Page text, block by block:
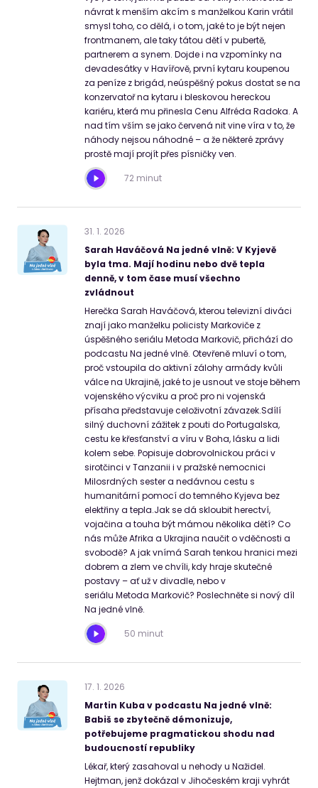
návrat k menším akcím s manželkou Karin vrátil
smysl toho, co dělá, i o tom, jaké to je být nejen
frontmanem, ale taky tátou dětí v pubertě,
partnerem a synem. Dojde i na vzpomínky na
devadesátky v Havířově, první kytaru koupenou
za peníze z brigád, neúspěšný pokus dostat se na
konzervatoř na kytaru i bleskovou hereckou
kariéru, která mu přinesla Cenu Alfréda Radoka. A
nad tím vším se jako červená nit vine víra v to, že
náhody nejsou náhodné – a že některé zprávy
prostě mají projít přes písničky ven.
72 minut
31. 1. 2026
Sarah Haváčová Na jedné vlně: V Kyjevě
byla tma. Mají hodinu nebo dvě tepla
denně, v tom čase musí všechno
zvládnout
Herečka Sarah Haváčová, kterou televizní diváci
znají jako manželku policisty Markoviče z
úspěšného seriálu Metoda Markovič, přichází do
podcastu Na jedné vlně. Otevřeně mluví o tom,
proč vstoupila do aktivní zálohy armády kvůli
válce na Ukrajině, jaké to je usnout ve stoje během
vojenského výcviku a proč pro ni vojenská
přísaha představuje celoživotní závazek.Sdílí
silný duchovní zážitek z pouti do Portugalska,
cestu ke křesťanství a víru v Boha, lásku a lidi
kolem sebe. Popisuje dobrovolnickou práci v
sirotčinci v Tanzanii i v pražské nemocnici
Milosrdných sester a nedávnou cestu s
humanitární pomocí do temného Kyjeva bez
elektřiny a tepla.Jak se dá skloubit herectví,
vojačina a touha být mámou několika dětí? Co
nás může Afrika a Ukrajina naučit o vděčnosti a
svobodě? A jak vnímá Sarah tenkou hranici mezi
dobrem a zlem ve chvíli, kdy hraje skutečné
postavy – ať už v divadle, nebo v
seriálu Metoda Markovič? Poslechněte si nový díl
Na jedné vlně.
50 minut
17. 1. 2026
Martin Kuba v podcastu Na jedné vlně:
Babiš se zbytečně démonizuje,
potřebujeme pragmatickou shodu nad
budoucností republiky
Lékař, který zasahoval u nehody u Nažidel.
Hejtman, jenž dokázal v Jihočeském kraji vyhrát